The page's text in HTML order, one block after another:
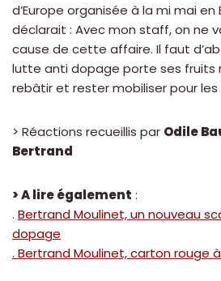
d’Europe organisée à la mi mai en
déclarait : Avec mon staff, on ne
cause de cette affaire. Il faut
lutte anti dopage porte ses fruits
rebâtir et rester mobiliser pour
> Réactions recueillis par Odile
Bertrand
> A lire également :
. Bertrand Moulinet, un nouveau
dopage
. Bertrand Moulinet, carton rouge